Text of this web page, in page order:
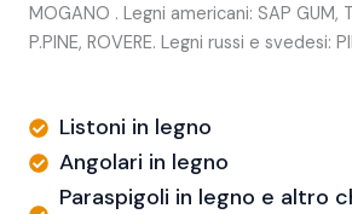
MOGANO . Legni americani: SAP GUM,
P.PINE, ROVERE. Legni russi e svedesi:
Listoni in legno
Angolari in legno
Paraspigoli in legno e altro